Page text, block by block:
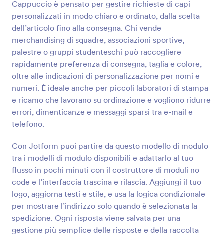
Cappuccio è pensato per gestire richieste di capi
personalizzati in modo chiaro e ordinato, dalla scelta
dell’articolo fino alla consegna. Chi vende
merchandising di squadre, associazioni sportive,
palestre o gruppi studenteschi può raccogliere
rapidamente preferenza di consegna, taglia e colore,
oltre alle indicazioni di personalizzazione per nomi e
numeri. È ideale anche per piccoli laboratori di stampa
e ricamo che lavorano su ordinazione e vogliono ridurre
errori, dimenticanze e messaggi sparsi tra e-mail e
telefono.
Con Jotform puoi partire da questo modello di modulo
tra i modelli di modulo disponibili e adattarlo al tuo
flusso in pochi minuti con il costruttore di moduli no
code e l’interfaccia trascina e rilascia. Aggiungi il tuo
logo, aggiorna testi e stile, e usa la logica condizionale
per mostrare l’indirizzo solo quando è selezionata la
spedizione. Ogni risposta viene salvata per una
gestione più semplice delle risposte e della raccolta
Rilascia per ottenere l'aspetto desiderato, integrarlo
con potenti applicazioni di terze parti e incorporarlo
nel tuo sito web per iniziare a rifornire il tuo negozio
di nuovi articoli! Utilizzando un modulo online invece
di quello telefonico o via e-mail, potrai raggiungere
un pubblico più ampio, rendere più facile per i clienti
ordinare gli articoli nel tuo negozio e incrementare il
numero di ordini che ricordi. Ogni negozio online è
unico, per cui è possibile ottenere il design
desiderato con il Costruttore di Moduli Jotform, e'
semplice da usare! È sufficiente trascinare e
rilasciare i campi del modulo per riorganizzare il
immagine di sfondo, o scegliere un bellissimo tema
per il tuo modulo. È anche possibile raccogliere i
pagamenti per gli ordini con processori di
pagamento affidabili come Stripe, PayPal o Square,
e integrarlo con piattaforme di condivisione di file
come Dropbox o Google Drive. Porta il tuo negozio
nel 21° secolo con il nostro modulo gratuito:
accettando gli ordini online, incrementerai gli affari
del tuo negozio e impressionerai i clienti con la tua
efficienza.
Anteprima